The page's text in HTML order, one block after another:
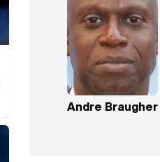
Andre Braugher